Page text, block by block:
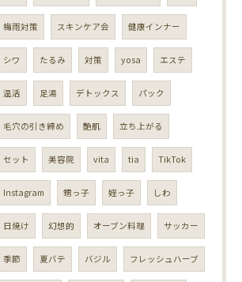
梅雨対策 スキンケア会 健康インナー
シワ たるみ 対策 yosa エステ
温活 足湯 デトックス パック
毛穴の引き締め 艶肌 立ち上がる
セット 美容院 vita tia TikTok
Instagram 甥っ子 姪っ子 しわ
日焼け 幻想的 オーブン料理 サッカー
季節 夏バテ バジル フレッシュハーブ